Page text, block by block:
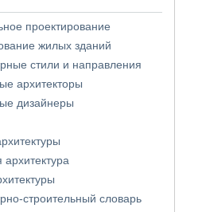
проектирование
жилых зданий
стили и направления
архитекторы
дизайнеры
архитектура
строительный словарь